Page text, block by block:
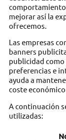
mejorar así la
ofrecemos.
Las empresas
banners
publicidad
preferencias e
ayuda a
coste
A continuación
utilizadas: